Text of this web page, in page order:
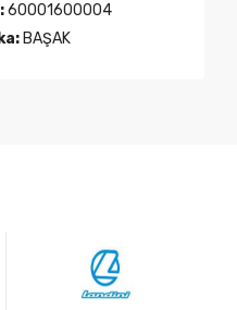
60001600004
BAŞAK